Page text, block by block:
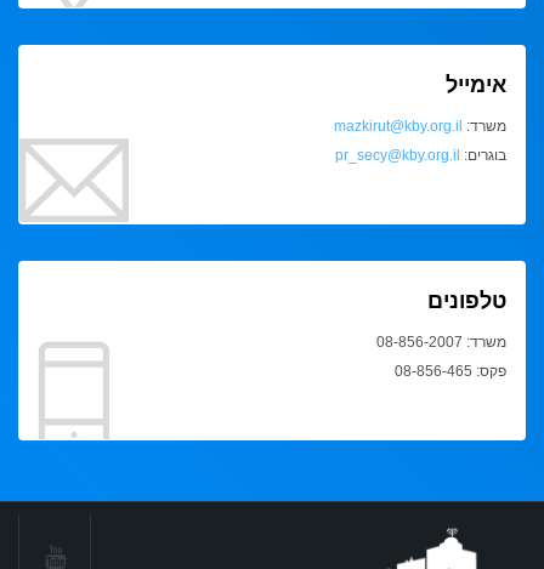
אימייל
משרד: mazkirut@kby.org.il
בוגרים: pr_secy@kby.org.il
טלפונים
משרד: 08-856-2007
פקס: 08-856-465